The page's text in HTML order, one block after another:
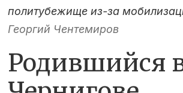
политубежище из-за
Георгий Чентемиров
Родившийся